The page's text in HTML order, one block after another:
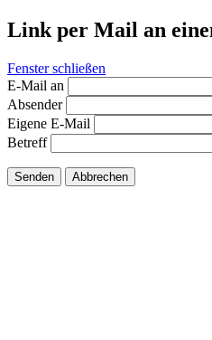
Link per Mail an
Fenster schließen
E-Mail an
Absender
Eigene E-Mail
Betreff
Senden Abbrechen